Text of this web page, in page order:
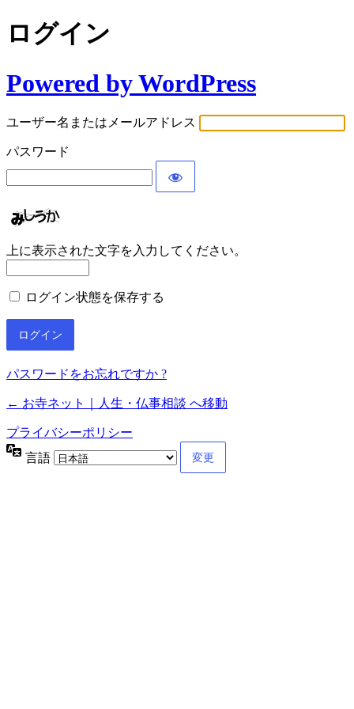
ログイン
Powered by WordPress
ユーザー名またはメールアドレス
パスワード
上に表示された文字を入力してください。
ログイン状態を保存する
パスワードをお忘れですか ?
← お寺ネット｜人生・仏事相談 へ移動
プライバシーポリシー
言語